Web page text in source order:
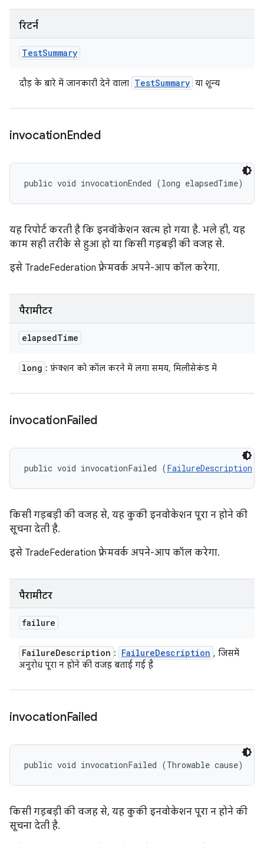
रिटर्न
TestSummary
दौड़ के बारे में जानकारी देने वाला TestSummary या शून्य
invocationEnded
public void invocationEnded (long elapsedTime)
यह रिपोर्ट करती है कि इनवॉकेशन खत्म हो गया है. भले ही, यह
काम सही तरीके से हुआ हो या किसी गड़बड़ी की वजह से.
इसे TradeFederation फ़्रेमवर्क अपने-आप कॉल करेगा.
पैरामीटर
elapsedTime
long : फ़ंक्शन को कॉल करने में लगा समय, मिलीसेकंड में
invocationFailed
public void invocationFailed (FailureDescription
किसी गड़बड़ी की वजह से, यह कुकी इनवोकेशन पूरा न होने की
सूचना देती है.
इसे TradeFederation फ़्रेमवर्क अपने-आप कॉल करेगा.
पैरामीटर
failure
FailureDescription : FailureDescription , जिसमें
अनुरोध पूरा न होने की वजह बताई गई है
invocationFailed
public void invocationFailed (Throwable cause)
किसी गड़बड़ी की वजह से, यह कुकी इनवोकेशन पूरा न होने की
सूचना देती है.